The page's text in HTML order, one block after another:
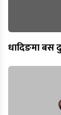
धादिङमा बस